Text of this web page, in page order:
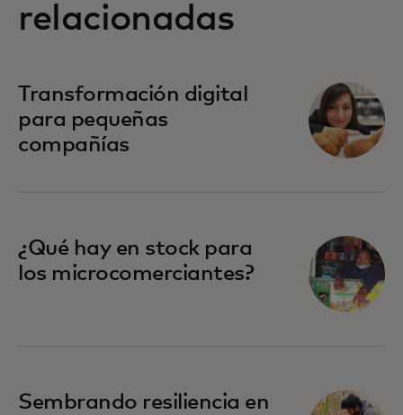
relacionadas
Transformación digital
para pequeñas
compañías
¿Qué hay en stock para
los microcomerciantes?
Sembrando resiliencia en